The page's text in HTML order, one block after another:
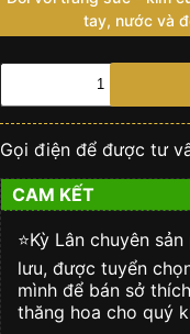
tay, nước và
Đồng
Rolex
Date
kim
cương
mặt
xám
128348RBR-
0007
số
lượng
Gọi điện để được tư
CAM KẾT
⭐️Kỳ Lân chuyên
lưu, được tuyển
mình để bán sở
thăng hoa cho quý